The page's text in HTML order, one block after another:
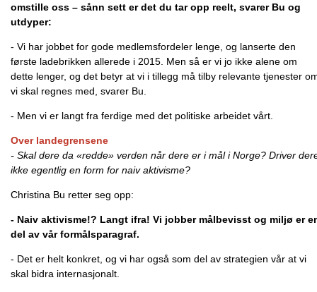
omstille oss – sånn sett er det du tar opp reelt, svarer Bu og
utdyper:
- Vi har jobbet for gode medlemsfordeler lenge, og lanserte den
første ladebrikken allerede i 2015. Men så er vi jo ikke alene om
dette lenger, og det betyr at vi i tillegg må tilby relevante tjenester
vi skal regnes med, svarer Bu.
- Men vi er langt fra ferdige med det politiske arbeidet vårt.
Over landegrensene
- Skal dere da «redde» verden når dere er i mål i Norge? Driver
ikke egentlig en form for naiv aktivisme?
Christina Bu retter seg opp:
- Naiv aktivisme!? Langt ifra! Vi jobber målbevisst og miljø er
del av vår formålsparagraf.
- Det er helt konkret, og vi har også som del av strategien vår at vi
skal bidra internasjonalt.